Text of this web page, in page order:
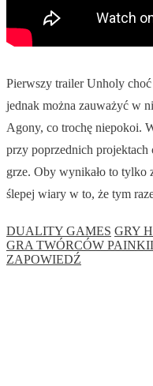
Pierwszy trailer Unholy
jednak można zauważyć w
Agony, co trochę niepokoi.
przy poprzednich projektach
grze. Oby wynikało to tylko
ślepej wiary w to, że tym
DUALITY GAMES GRY
GRA TWÓRCÓW
ZAPOWIEDŹ